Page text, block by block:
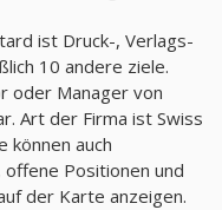
ist Druck-, Verlags-
10 andere ziele.
oder Manager von
Art der Firma ist Swiss
können auch
Positionen und
der Karte anzeigen.